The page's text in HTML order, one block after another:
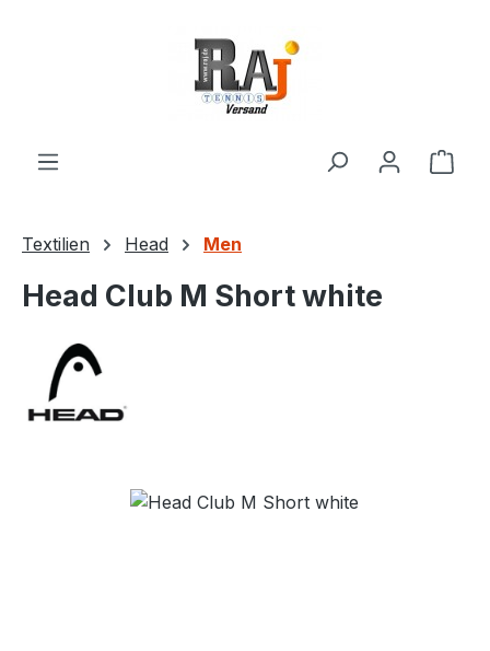
Textilien Head Men
Head Club M Short white
Bildergalerie überspringen